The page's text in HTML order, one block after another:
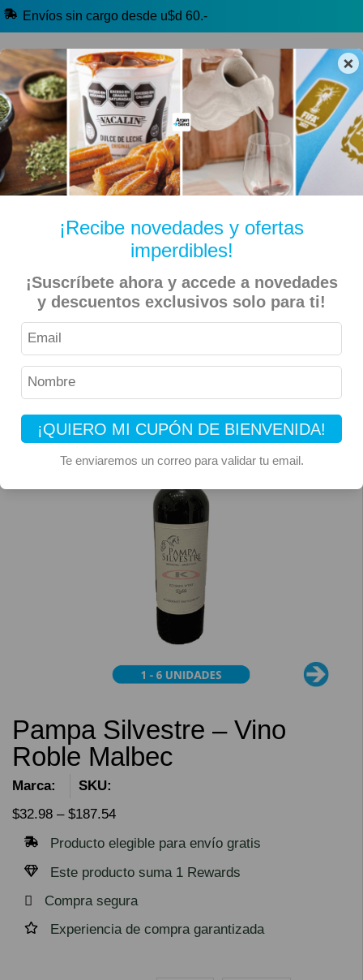
×
¡Recibe novedades y ofertas
imperdibles!
¡Suscríbete ahora y accede a novedades
y descuentos exclusivos solo para ti!
¡QUIERO MI CUPÓN DE BIENVENIDA!
Te enviaremos un correo para validar tu email.
Envíos sin cargo desde u$d 60.-
🔥 Alfajores y Golosinas
🧉 Clásicos argentinos 🏷️ Todas las categorías
Inicio Bebidas
Con Alcohol (+18)
Vinos, Espumantes y Sidras (+18)
Malbec (+18)
Pampa Silvestre – Vino Roble Malbec
Pampa Silvestre – Vino
Roble Malbec
Marca:
SKU:
$32.98 – $187.54
Producto elegible para envío gratis
Este producto suma 1 Rewards
Compra segura
Experiencia de compra garantizada